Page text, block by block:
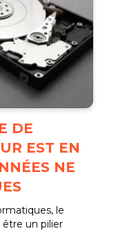
DE
EST EN
NE
le
être un pilier